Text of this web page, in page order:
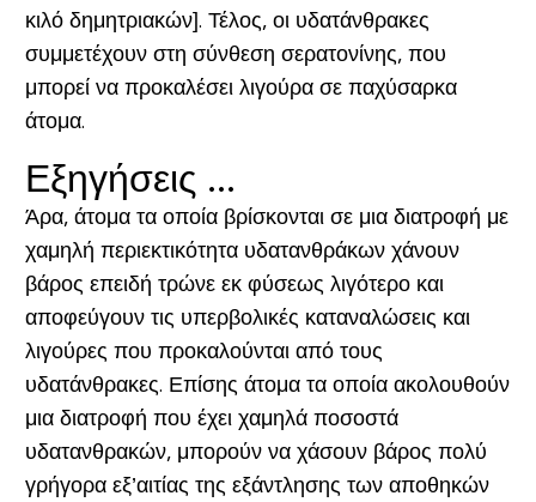
κιλό δημητριακών]. Τέλος, οι υδατάνθρακες
συμμετέχουν στη σύνθεση σερατονίνης, που
μπορεί να προκαλέσει λιγούρα σε παχύσαρκα
άτομα.
Εξηγήσεις ...
Άρα, άτομα τα οποία βρίσκονται σε μια διατροφή με
χαμηλή περιεκτικότητα υδατανθράκων χάνουν
βάρος επειδή τρώνε εκ φύσεως λιγότερο και
αποφεύγουν τις υπερβολικές καταναλώσεις και
λιγούρες που προκαλούνται από τους
υδατάνθρακες. Επίσης άτομα τα οποία ακολουθούν
μια διατροφή που έχει χαμηλά ποσοστά
υδατανθρακών, μπορούν να χάσουν βάρος πολύ
γρήγορα εξ’αιτίας της εξάντλησης των αποθηκών